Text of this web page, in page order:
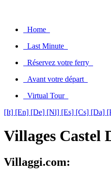
Home
Last Minute
Réservez votre ferry
Avant votre départ
Virtual Tour
[It] [En] [De] [Nl] [Es] [Cs] [Da]
Villages Castel
Villaggi.com: